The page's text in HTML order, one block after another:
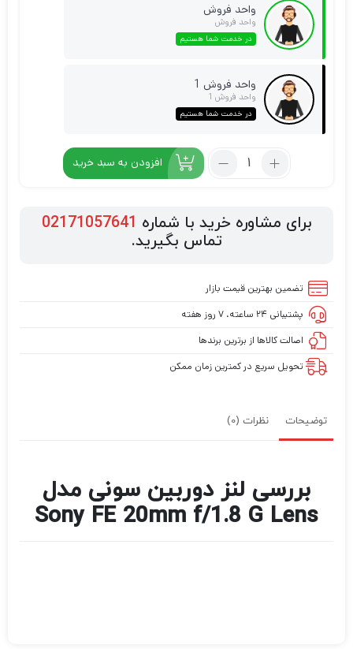
واحد فروش
واحد فروش
در خدمت شما هستیم
واحد فروش 1
واحد فروش 1
در خدمت شما هستیم
افزودن به سبد خرید
برای مشاوره خرید با شماره 02171057641
تماس بگیرید.
تضمین بهترین قیمت بازار
پشتیبانی ۲۴ ساعته، ۷ روز هفته
اصالت کالاها از برترین برندها
تحویل سریع در کمترین زمان ممکن
توضیحات نظرات (0)
بررسی لنز دوربین سونی مدل
Sony FE 20mm f/1.8 G Lens